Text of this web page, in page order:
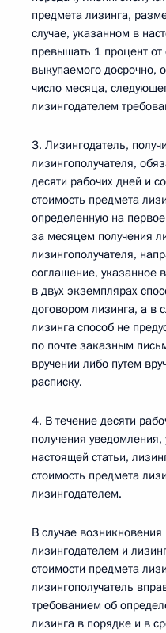
предмета лизинга,
случае, указанном в
превышать 1 процент от
выкупаемого досрочно,
число месяца,
лизингодателем
3. Лизингодатель,
лизингополучателя,
десяти рабочих дней и
стоимость предмета
определенную на
за месяцем получения
лизингополучателя,
соглашение, указанное
в двух экземплярах
договором лизинга, а в
лизинга способ не
по почте заказным
вручении либо путем
расписку.
4. В течение десяти
получения
настоящей статьи,
стоимость предмета
лизингодателем.
В случае
лизингодателем и
стоимости предмета
лизингополучатель
требованием об
лизинга в порядке и в